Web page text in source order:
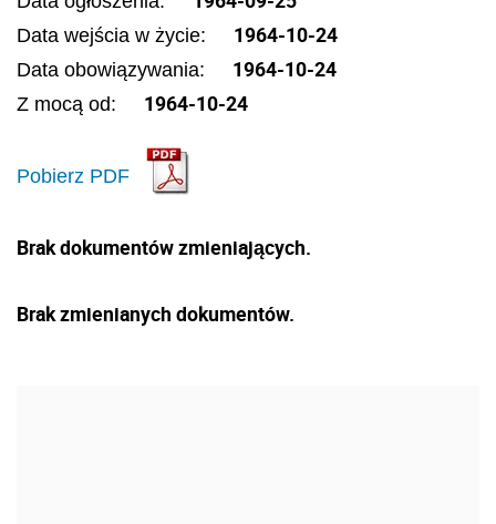
Data wejścia w życie: 1964-10-24
Data obowiązywania: 1964-10-24
Z mocą od: 1964-10-24
Pobierz PDF
Brak dokumentów zmieniających.
Brak zmienianych dokumentów.